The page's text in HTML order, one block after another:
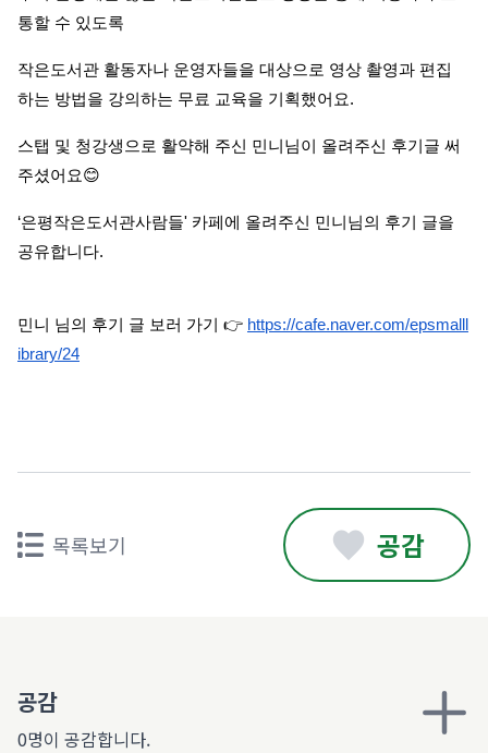
통할 수 있도록
작은도서관 활동자나 운영자들을 대상으로 영상 촬영과 편집
하는 방법을 강의하는 무료 교육을 기획했어요.
스탭 및 청강생으로 활약해 주신 민니님이 올려주신 후기글 써
주셨어요😊
‘은평작은도서관사람들' 카페에 올려주신 민니님의 후기 글을
공유합니다.
민니 님의 후기 글 보러 가기 👉 https://cafe.naver.com/epsmalll
ibrary/24
목록보기 공감
공감
0명이 공감합니다.